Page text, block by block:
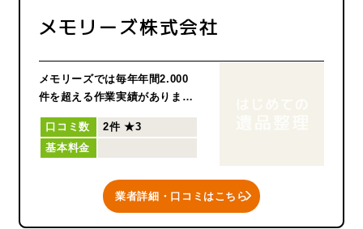
メモリーズ株式会社
メモリーズでは毎年年間2.000
件を超える作業実績がありま
す。個人の方からのご依頼はも
ちろんですが、管理会社、行
政、大手企業様からのご契約も
る企業パートナーとしてタッグ
を組みながら、皆さまの住環境
口コミ数 2件 ★3
基本料金
業者詳細・口コミはこちら